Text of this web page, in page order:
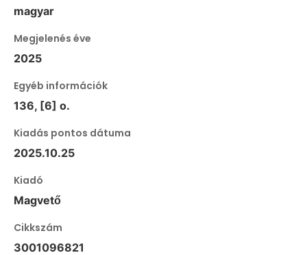
magyar
Megjelenés éve
2025
Egyéb információk
136, [6] o.
Kiadás pontos dátuma
2025.10.25
Kiadó
Magvető
Cikkszám
3001096821